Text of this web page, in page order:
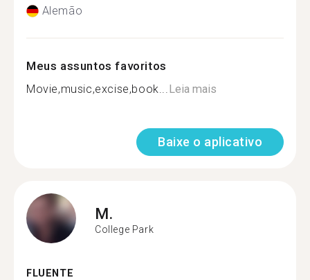
Alemão
Meus assuntos favoritos
Movie,music,excise,book...Leia mais
Baixe o aplicativo
M.
College Park
FLUENTE